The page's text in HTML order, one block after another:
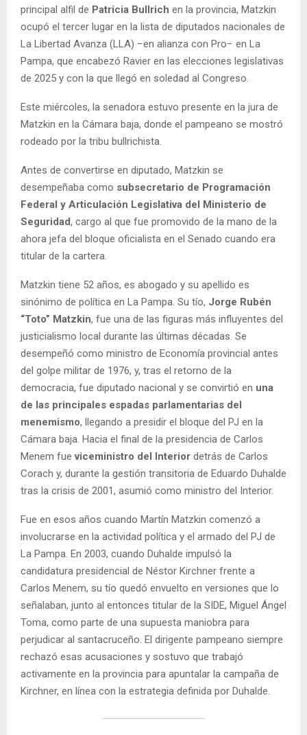
principal alfil de Patricia Bullrich en la provincia, Matzkin
ocupó el tercer lugar en la lista de diputados nacionales de
La Libertad Avanza (LLA) −en alianza con Pro− en La
Pampa, que encabezó Ravier en las elecciones legislativas
de 2025 y con la que llegó en soledad al Congreso.
Este miércoles, la senadora estuvo presente en la jura de
Matzkin en la Cámara baja, donde el pampeano se mostró
rodeado por la tribu bullrichista.
Antes de convertirse en diputado, Matzkin se
desempeñaba como subsecretario de Programación
Federal y Articulación Legislativa del Ministerio de
Seguridad, cargo al que fue promovido de la mano de la
ahora jefa del bloque oficialista en el Senado cuando era
titular de la cartera.
Matzkin tiene 52 años, es abogado y su apellido es
sinónimo de política en La Pampa. Su tío, Jorge Rubén
“Toto” Matzkin, fue una de las figuras más influyentes del
justicialismo local durante las últimas décadas. Se
desempeñó como ministro de Economía provincial antes
del golpe militar de 1976, y, tras el retorno de la
democracia, fue diputado nacional y se convirtió en una
de las principales espadas parlamentarias del
menemismo, llegando a presidir el bloque del PJ en la
Cámara baja. Hacia el final de la presidencia de Carlos
Menem fueviceministro del Interior detrás de Carlos
Corach y, durante la gestión transitoria de Eduardo Duhalde
tras la crisis de 2001, asumió como ministro del Interior.
Fue en esos años cuando Martín Matzkin comenzó a
involucrarse en la actividad política y el armado del PJ de
La Pampa. En 2003, cuando Duhalde impulsó la
candidatura presidencial de Néstor Kirchner frente a
Carlos Menem, su tío quedó envuelto en versiones que lo
señalaban, junto al entonces titular de la SIDE, Miguel Ángel
Toma, como parte de una supuesta maniobra para
perjudicar al santacruceño. El dirigente pampeano siempre
rechazó esas acusaciones y sostuvo que trabajó
activamente en la provincia para apuntalar la campaña de
Kirchner, en línea con la estrategia definida por Duhalde.